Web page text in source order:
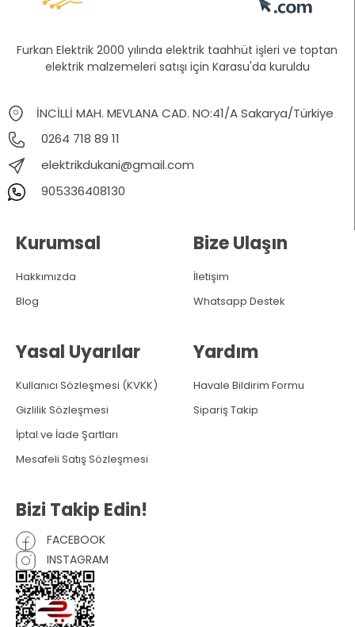
Furkan Elektrik 2000 yılında elektrik taahhüt işleri ve toptan
elektrik malzemeleri satışı için Karasu'da kuruldu
İNCİLLİ MAH. MEVLANA CAD. NO:41/A Sakarya/Türkiye
0264 718 89 11
elektrikdukani@gmail.com
905336408130
Kurumsal
Hakkımızda
Blog
Yasal Uyarılar
Kullanıcı Sözleşmesi (KVKK)
Gizlilik Sözleşmesi
İptal ve İade Şartları
Mesafeli Satış Sözleşmesi
Bize Ulaşın
İletişim
Whatsapp Destek
Yardım
Havale Bildirim Formu
Sipariş Takip
Bizi Takip Edin!
FACEBOOK
INSTAGRAM